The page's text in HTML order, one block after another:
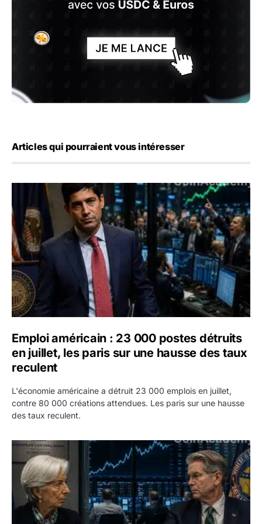
Articles qui pourraient vous intéresser
Emploi américain : 23 000 postes détruits en juillet, les
Emploi américain : 23 000 postes détruits
en juillet, les paris sur une hausse des taux
reculent
L'économie américaine a détruit 23 000 emplois en juillet,
contre 80 000 créations attendues. Les paris sur une hausse
des taux reculent.
Yen : Washington a vendu des euros sans prévenir la